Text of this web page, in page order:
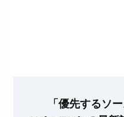
「優先するソ